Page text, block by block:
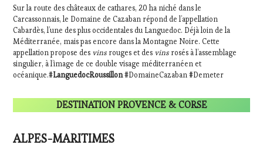
Sur la route des châteaux de cathares, 20 ha niché dans le
Carcassonnais, le Domaine de Cazaban répond de l’appellation
Cabardès, l’une des plus occidentales du Languedoc. Déjà loin de la
Méditerranée, mais pas encore dans la Montagne Noire. Cette
appellation propose des vins rouges et des vins rosés à l’assemblage
singulier, à l’image de ce double visage méditerranéen et
océanique.#LanguedocRoussillon#DomaineCazaban #Demeter
DESTINATION PROVENCE & CORSE
ALPES-MARITIMES